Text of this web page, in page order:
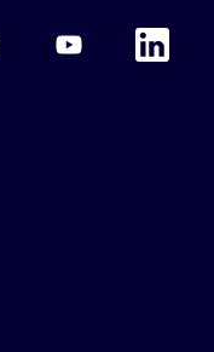
Accor Youtube
Accor